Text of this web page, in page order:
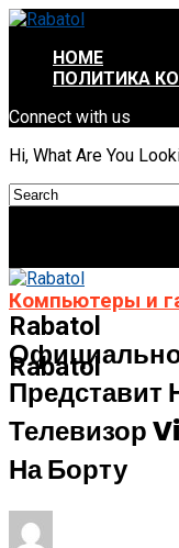
HOME
ПОЛИТИКА
Connect with us
Hi, What Are You
Rabatol
Rabatol
Компьютеры и
Представит
Телевизор
На Борту